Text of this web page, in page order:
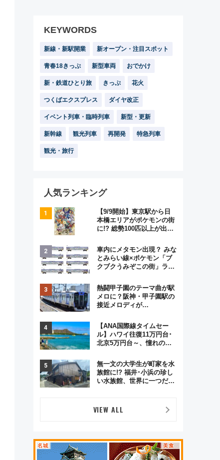
KEYWORDS
新線・新駅開業 新オープン・注目スポット
青春18きっぷ 新型車両 おでかけ
新・鉄道ひとり旅 きっぷ 花火
つくばエクスプレス ダイヤ改正
イベント列車・臨時列車 新型・更新
新幹線 観光列車 再開発 特急列車
観光・旅行
人気ランキング
【9/9開始】東京駅から日
本橋エリアがポケモンの街
に!? 総勢100匹以上が出現
格謎解き・グッズ情報まと
め
車内にメタモン出現？ みな
とみらい線×ポケモン「ブ
クブクうみぞこの街」ラッ
この夏は直通列車で横浜
へ！
熱闘甲子園のテーマ曲が駅
メロに？阪神・甲子園駅の
接近メロディが
実アレンジの特別仕様へ、
8月5日始発から
【ANA国際線タイムセー
ル】ハワイ往復11万円台･
北京5万円台～、憧れのビ
GW旅行まで狙える激アツ
路線まとめ（8/10まで）
無一文の大学生が町家を水
族館に!? 福井･小浜の珍し
い水族館、世界に一つだけ
第2弾
VIEW ALL